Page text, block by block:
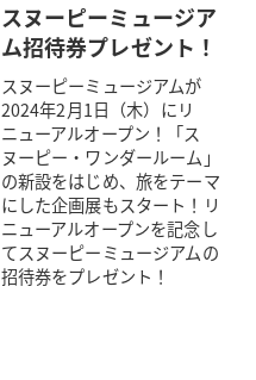
スヌーピーミュージア
ム招待券プレゼント！
スヌーピーミュージアムが
2024年2月1日（木）にリ
ニューアルオープン！「ス
ヌーピー・ワンダールーム」
の新設をはじめ、旅をテーマ
にした企画展もスタート！リ
ニューアルオープンを記念し
てスヌーピーミュージアムの
招待券をプレゼント！